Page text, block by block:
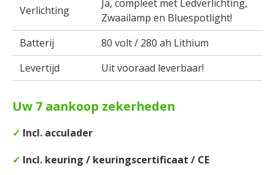
Verlichting
Ja, compleet met Ledverlichting,
Zwaailamp en Bluespotlight!
Batterij
80 volt / 280 ah Lithium
Levertijd
Uit vooraad leverbaar!
Uw 7 aankoop zekerheden
✓ Incl. acculader
✓ Incl. keuring / keuringscertificaat / CE